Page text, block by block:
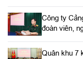
Công ty
đoàn viên,
Quân khu 7